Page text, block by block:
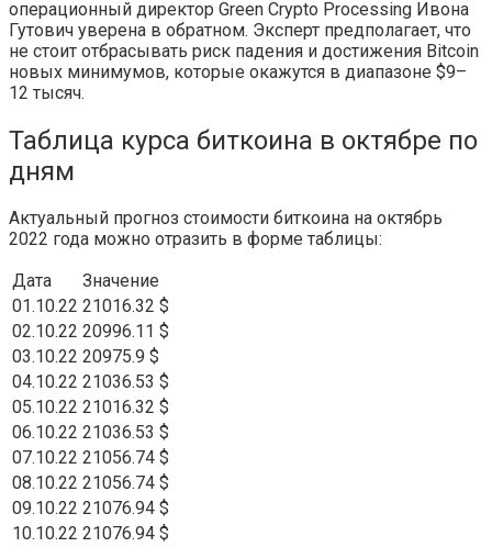
операционный директор Green Crypto Processing Ивона
Гутович уверена в обратном. Эксперт предполагает, что
не стоит отбрасывать риск падения и достижения Bitcoin
новых минимумов, которые окажутся в диапазоне $9–
12 тысяч.
Таблица курса биткоина в октябре по
дням
Актуальный прогноз стоимости биткоина на октябрь
2022 года можно отразить в форме таблицы:
Дата
Значение
01.10.22 21016.32 $
02.10.22 20996.11 $
03.10.22 20975.9 $
04.10.22 21036.53 $
05.10.22 21016.32 $
06.10.22 21036.53 $
07.10.22 21056.74 $
08.10.22 21056.74 $
09.10.22 21076.94 $
10.10.22 21076.94 $